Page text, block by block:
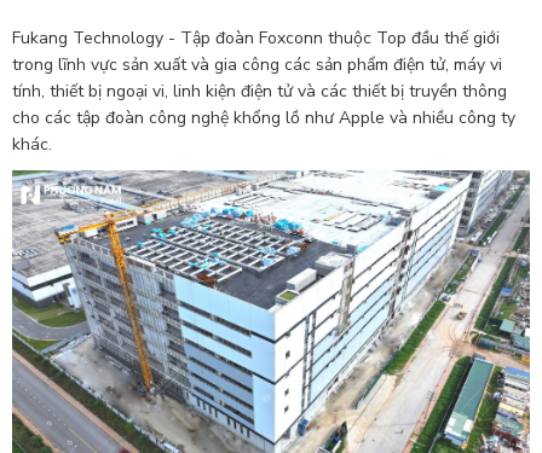
Fukang Technology - Tập đoàn Foxconn thuộc Top đầu thế giới
trong lĩnh vực sản xuất và gia công các sản phẩm điện tử, máy vi
tính, thiết bị ngoại vi, linh kiện điện tử và các thiết bị truyền thông
cho các tập đoàn công nghệ khổng lồ như Apple và nhiều công ty
khác.